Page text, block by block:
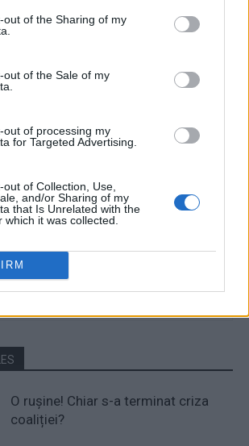
out of the Sharing of my
out of the Sale of my
out of processing my
for Targeted Advertising.
of Collection, Use,
and/or Sharing of my
that Is Unrelated with the
which it was collected.
Tăriceanu,
„lipesc”
ale
Condiția calificării: să nu
din Japonia
Laurențiu Ciocăzanu
O rușine! Chiar s-a terminat criza
coaliției?